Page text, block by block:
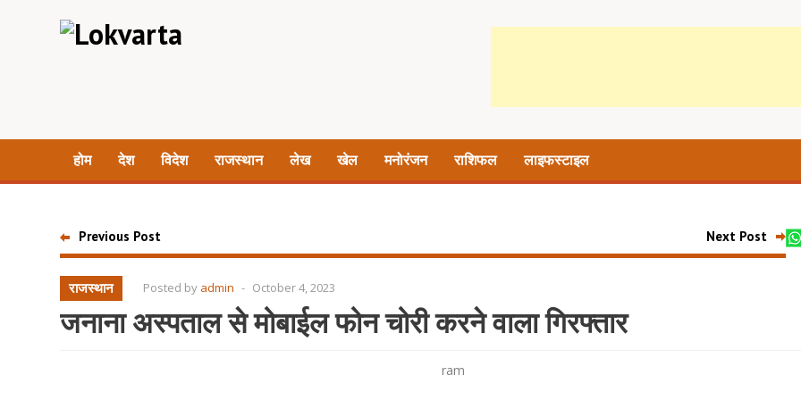
होम देश विदेश राजस्थान लेख खेल मनोरंजन राशिफल लाइफस्टाइल
Previous Post Next Post
राजस्थान Posted by admin - October 4, 2023
जनाना अस्पताल से मोबाईल फोन चोरी करने वाला गिरफ्तार
ram